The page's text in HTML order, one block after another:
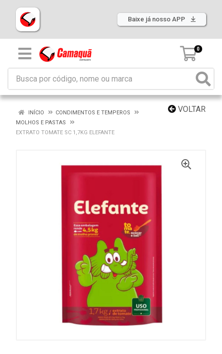
Baixe já nosso APP
0
VOLTAR
INÍCIO
CONDIMENTOS E TEMPEROS
MOLHOS E PASTAS
EXTRATO TOMATE SC 1,7KG ELEFANTE